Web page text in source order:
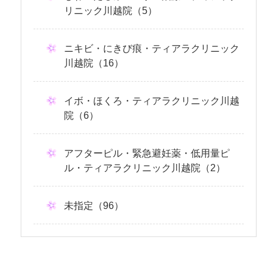
リニック川越院（5）
ニキビ・にきび痕・ティアラクリニック
川越院（16）
イボ・ほくろ・ティアラクリニック川越
院（6）
アフターピル・緊急避妊薬・低用量ピ
ル・ティアラクリニック川越院（2）
未指定（96）